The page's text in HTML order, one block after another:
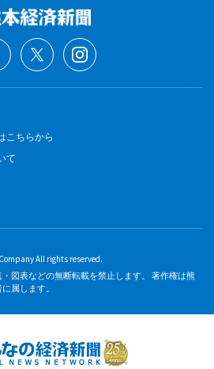
こちらから
て
All rights reserved.
図表などの無断転載を禁止します。 著作権は熊
属します。